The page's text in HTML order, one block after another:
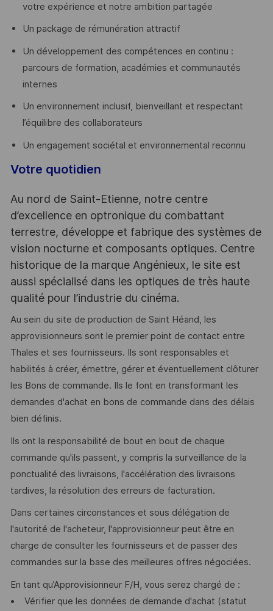
votre expérience et notre ambition partagée
Un package de rémunération attractif
Un développement des compétences en continu :
parcours de formation, académies et communautés
internes
Un environnement inclusif, bienveillant et respectant
l’équilibre des collaborateurs
Un engagement sociétal et environnemental reconnu
Votre quotidien
Au nord de Saint-Etienne, notre centre
d’excellence en optronique du combattant
terrestre, développe et fabrique des systèmes de
vision nocturne et composants optiques. Centre
historique de la marque Angénieux, le site est
aussi spécialisé dans les optiques de très haute
qualité pour l’industrie du cinéma.
Au sein du site de production de Saint Héand, les
approvisionneurs sont le premier point de contact entre
Thales et ses fournisseurs. Ils sont responsables et
habilités à créer, émettre, gérer et éventuellement clôturer
les Bons de commande. Ils le font en transformant les
demandes d'achat en bons de commande dans des délais
bien définis.
Ils ont la responsabilité de bout en bout de chaque
commande qu'ils passent, y compris la surveillance de la
ponctualité des livraisons, l'accélération des livraisons
tardives, la résolution des erreurs de facturation.
Dans certaines circonstances et sous délégation de
l'autorité de l'acheteur, l'approvisionneur peut être en
charge de consulter les fournisseurs et de passer des
commandes sur la base des meilleures offres négociées.
En tant qu’Approvisionneur F/H, vous serez chargé de :
• Vérifier que les données de demande d'achat (statut